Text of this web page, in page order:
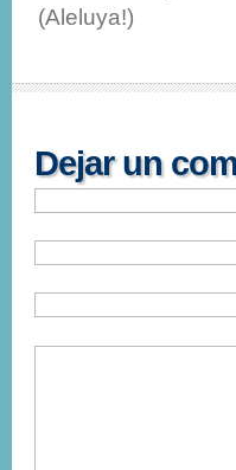
(Aleluya!)
Dejar un